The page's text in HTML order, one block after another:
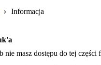
Informacja
nie masz dostępu do tej